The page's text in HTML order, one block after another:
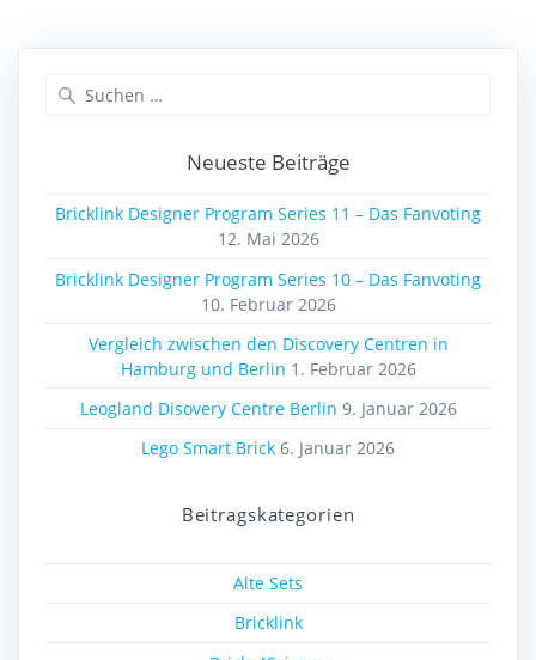
Neueste Beiträge
Bricklink Designer Program Series 11 – Das Fanvoting
12. Mai 2026
Bricklink Designer Program Series 10 – Das Fanvoting
10. Februar 2026
Vergleich zwischen den Discovery Centren in
Hamburg und Berlin 1. Februar 2026
Leogland Disovery Centre Berlin 9. Januar 2026
Lego Smart Brick 6. Januar 2026
Beitragskategorien
Alte Sets
Bricklink